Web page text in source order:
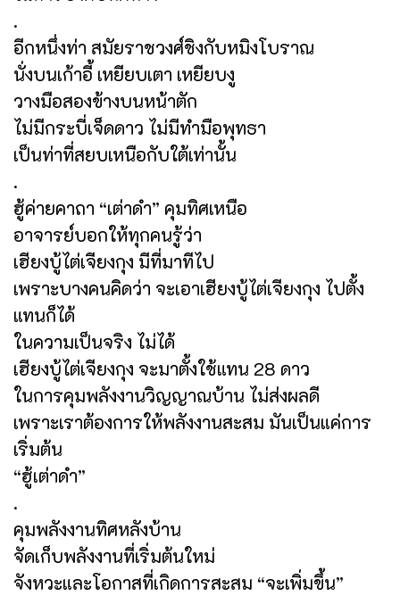
.
อีกหนึ่งท่า สมัยราชวงศ์ชิงกับหมิงโบราณ
นั่งบนเก้าอี้ เหยียบเตา เหยียบงู
วางมือสองข้างบนหน้าตัก
ไม่มีกระบี่เจ็ดดาว ไม่มีทำมือพุทธา
เป็นท่าที่สยบเหนือกับใต้เท่านั้น
.
ฮู้ค่ายคาถา “เต่าดำ” คุมทิศเหนือ
อาจารย์บอกให้ทุกคนรู้ว่า
เฮียงบู้ไต่เจียงกุง มีที่มาทีไป
เพราะบางคนคิดว่า จะเอาเฮียงบู้ไต่เจียงกุง ไปตั้ง
แทนก็ได้
ในความเป็นจริง ไม่ได้
เฮียงบู้ไต่เจียงกุง จะมาตั้งใช้แทน 28 ดาว
ในการคุมพลังงานวิญญาณบ้าน ไม่ส่งผลดี
เพราะเราต้องการให้พลังงานสะสม มันเป็นแค่การ
เริ่มต้น
“ฮู้เต่าดำ”
.
คุมพลังงานทิศหลังบ้าน
จัดเก็บพลังงานที่เริ่มต้นใหม่
จังหวะและโอกาสที่เกิดการสะสม “จะเพิ่มขึ้น”